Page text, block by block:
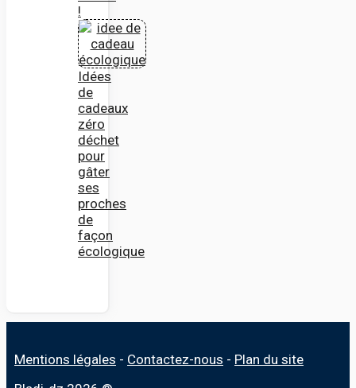
!
Idées
de
cadeaux
zéro
déchet
pour
gâter
ses
proches
de
façon
écologique
Mentions légales - Contactez-nous - Plan du site